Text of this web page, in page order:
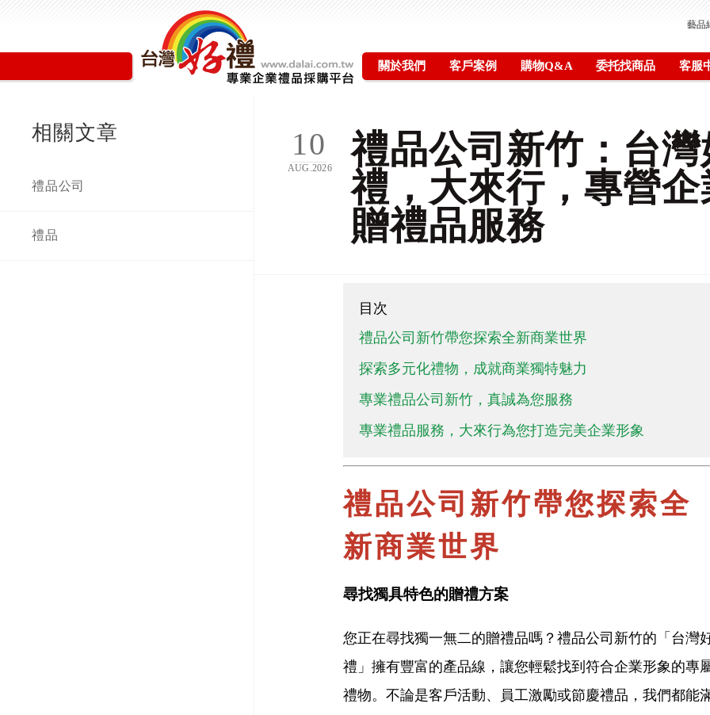
藝品
關於我們 客戶案例 購物Q&A 委托找商品 客服
相關文章
禮品公司
禮品
10
AUG.2026
禮品公司新竹：台灣
禮，大來行，專營企
贈禮品服務
目次
禮品公司新竹帶您探索全新商業世界
探索多元化禮物，成就商業獨特魅力
專業禮品公司新竹，真誠為您服務
專業禮品服務，大來行為您打造完美企業形象
禮品公司新竹帶您探索全
新商業世界
尋找獨具特色的贈禮方案
您正在尋找獨一無二的贈禮品嗎？禮品公司新竹的「台灣
禮」擁有豐富的產品線，讓您輕鬆找到符合企業形象的專
禮物。不論是客戶活動、員工激勵或節慶禮品，我們都能